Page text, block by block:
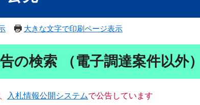
大きな文字で印刷ページ表示
の検索 （電子調達案件以外）
入札情報公開システムで公告しています